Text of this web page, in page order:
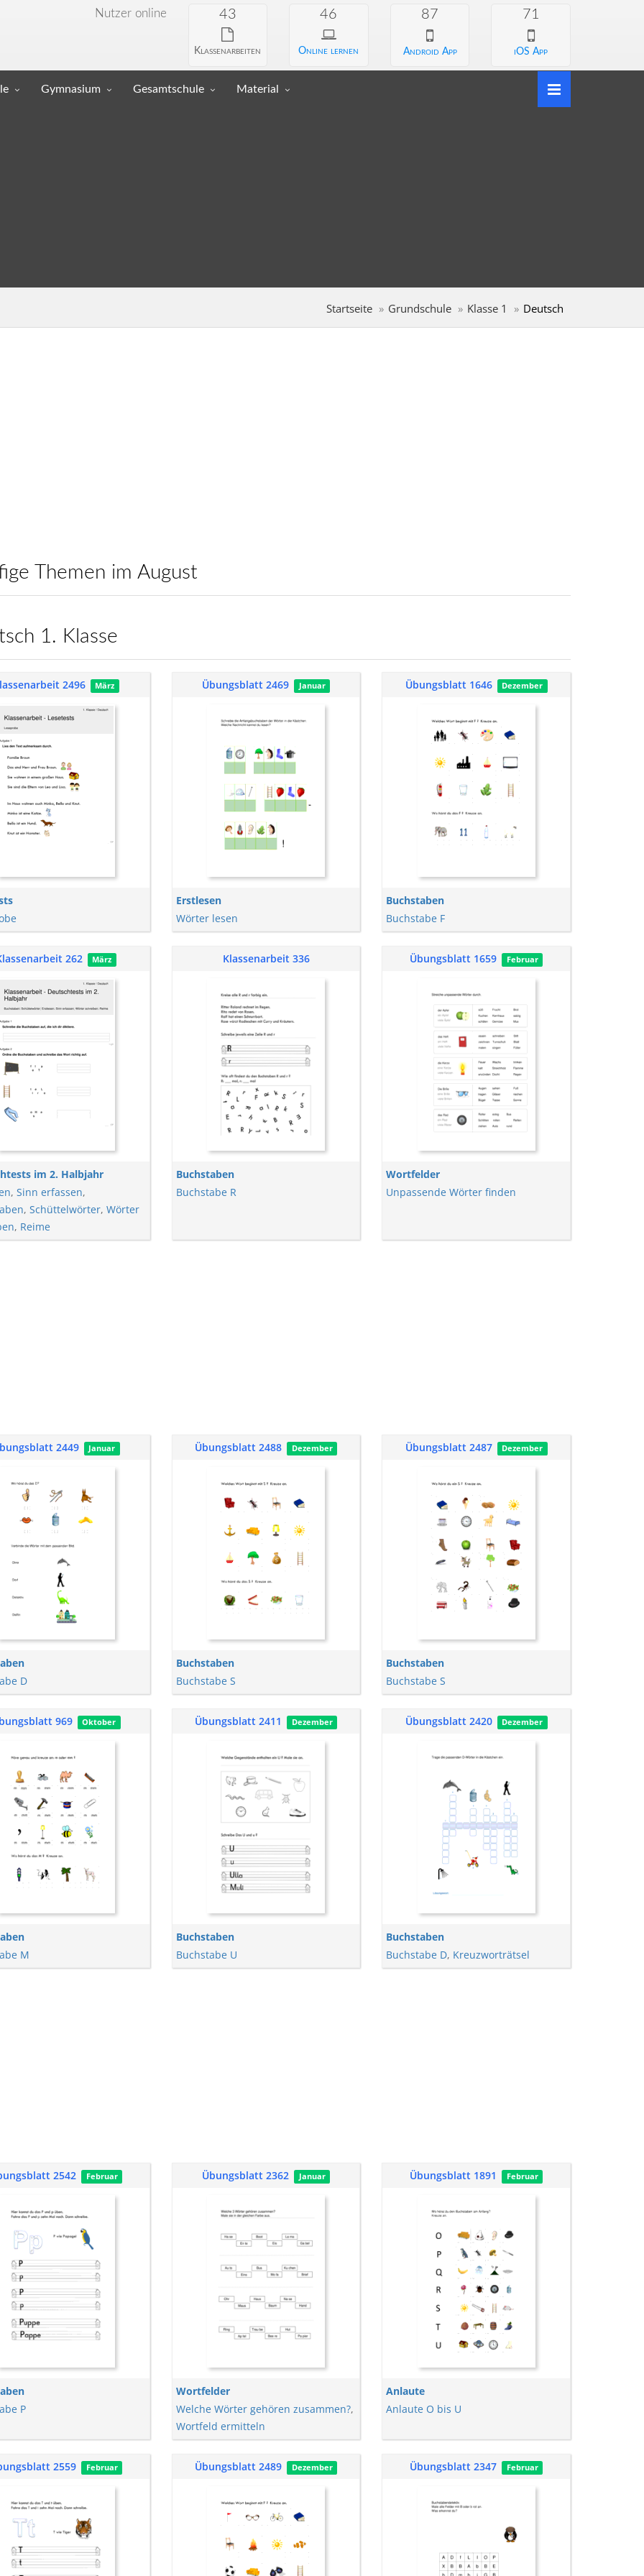
Nutzer online 43
Klassenarbeiten
46
Online lernen
87
Android App
71
iOS App
Gymnasium Gesamtschule Material
Startseite Grundschule Klasse 1 Deutsch
Themen im August
1. Klasse
2496 März Übungsblatt 2469 Januar
Erstlesen
Wörter lesen
Übungsblatt 1646 Dezember
Buchstaben
Buchstabe F
262 März
im 2. Halbjahr
, Sinn erfassen,
, Schüttelwörter, Wörter
, Reime
Klassenarbeit 336
Buchstaben
Buchstabe R
Übungsblatt 1659 Februar
Wortfelder
Unpassende Wörter finden
2449 Januar
D
Übungsblatt 2488 Dezember
Buchstaben
Buchstabe S
Übungsblatt 2487 Dezember
Buchstaben
Buchstabe S
969 Oktober
M
Übungsblatt 2411 Dezember
Buchstaben
Buchstabe U
Übungsblatt 2420 Dezember
Buchstaben
Buchstabe D, Kreuzworträtsel
2542 Februar
P
Übungsblatt 2362 Januar
Wortfelder
Welche Wörter gehören zusammen?,
Wortfeld ermitteln
Übungsblatt 1891 Februar
Anlaute
Anlaute O bis U
2559 Februar Übungsblatt 2489 Dezember Übungsblatt 2347 Februar